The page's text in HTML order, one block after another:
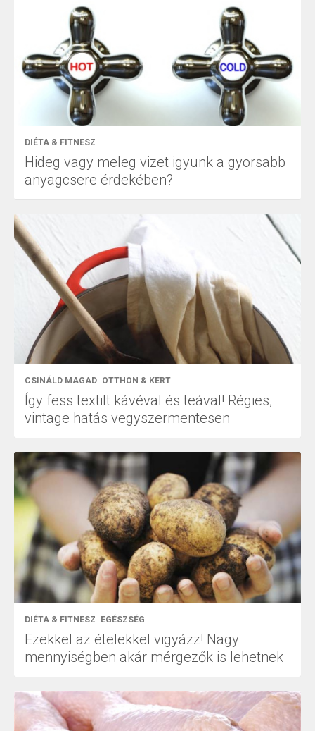
DIÉTA & FITNESZ
Hideg vagy meleg vizet igyunk a gyorsabb
anyagcsere érdekében?
CSINÁLD MAGAD OTTHON & KERT
Így fess textilt kávéval és teával! Régies,
vintage hatás vegyszermentesen
DIÉTA & FITNESZ EGÉSZSÉG
Ezekkel az ételekkel vigyázz! Nagy
mennyiségben akár mérgezők is lehetnek